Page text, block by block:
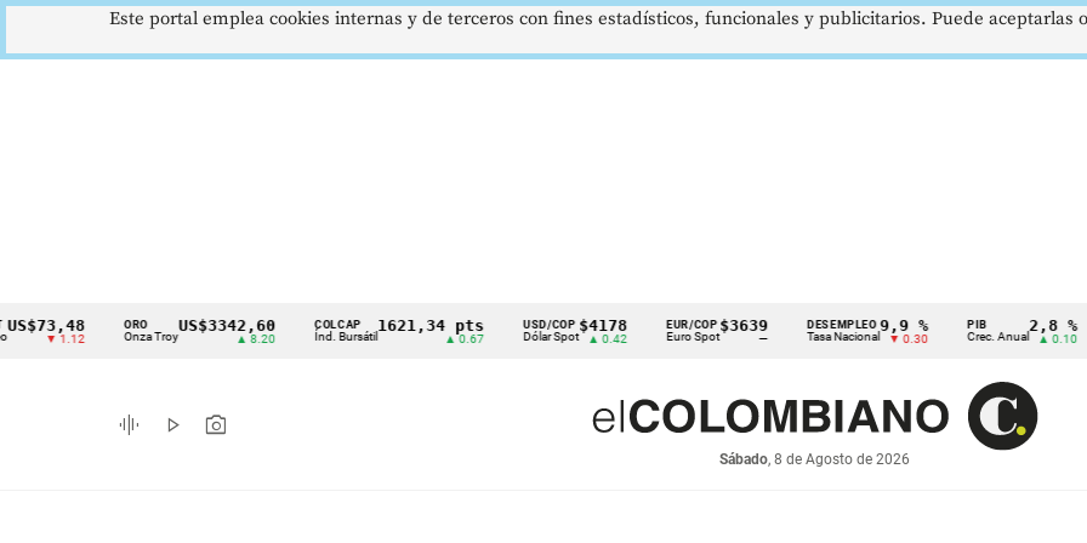
Cintillo
indicadores
económicos
1.12
ORO
Onza Troy
US$3342,60 COLCAP
Índ. Bursátil
1621,34 pts USD/COP
Dólar Spot
$4178
▲ 0.42
EUR/COP
Euro Spot
$3639
—
DESEMPLEO
Tasa Nacional
9,9 %
▼ 0.30
PIB
Crec. Anual
2,8 %
▲ 0.10
graphic_eq play_arrow photo_camera
Sábado, 8 de Agosto de 2026
Este portal emplea cookies internas y de terceros con fines estadísticos, funcionales y publicitarios. Puede aceptarlas